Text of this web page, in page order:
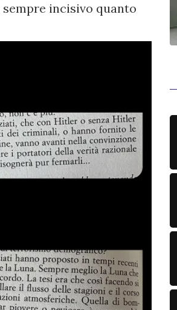
incisivo quanto